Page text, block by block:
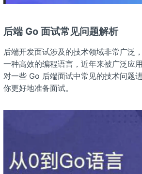
后端 Go 面试常见问题解析
后端开发面试涉及的技术领域非常广泛
一种高效的编程语言，近年来被广泛应
对一些 Go 后端面试中常见的技术问题
你更好地准备面试。